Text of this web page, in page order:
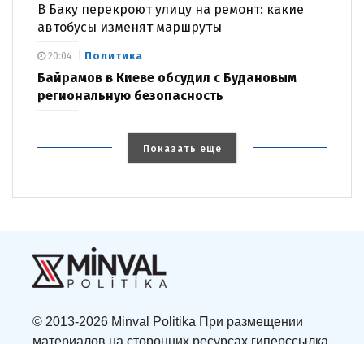
В Баку перекроют улицу на ремонт: какие
автобусы изменят маршруты
Политика
Байрамов в Киеве обсудил с Будановым
региональную безопасность
20:04
Показать еще
© 2013-2026 Minval Politika При размещении
материалов на сторонних ресурсах гиперссылка